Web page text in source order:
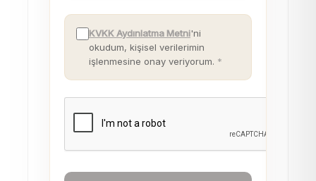
KVKK Aydınlatma Metni'ni
okudum, kişisel verilerimin
işlenmesine onay veriyorum. *